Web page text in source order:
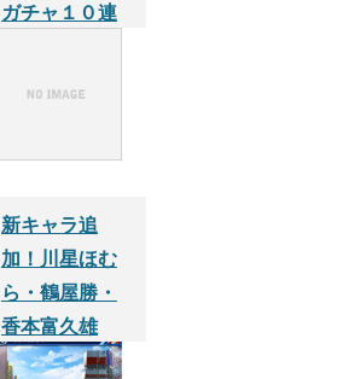
ガチャ１０連
新キャラ追
加！川星ほむ
ら・鶴屋勝・
香本富久雄
【パワプロサ